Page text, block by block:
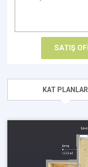
KAT PLANLARI